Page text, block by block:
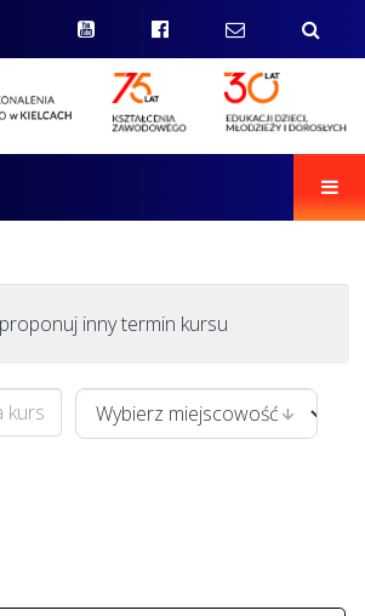
inny termin kursu